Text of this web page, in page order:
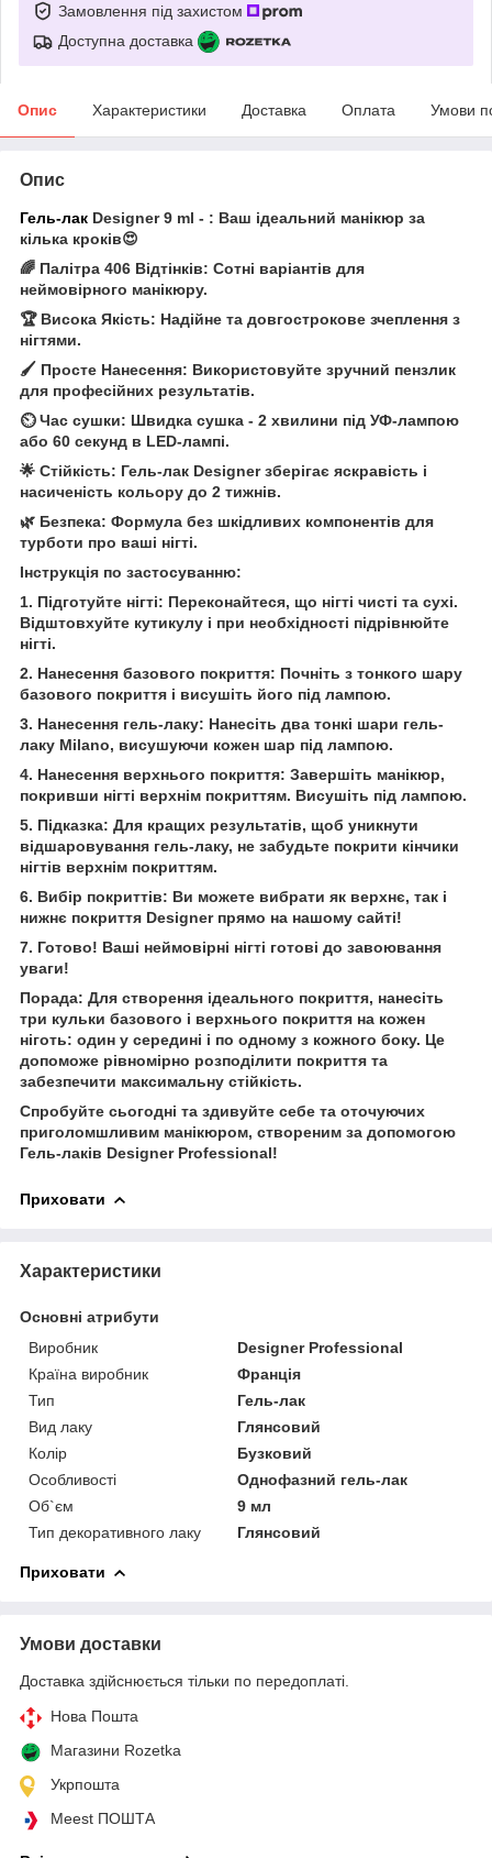
Замовлення під захистом
Доступна доставка
Опис Характеристики Доставка Оплата Умови
Опис
Гель-лак Designer 9 ml - : Ваш ідеальний манікюр за
кілька кроків😍
🌈 Палітра 406 Відтінків: Сотні варіантів для
неймовірного манікюру.
🏆 Висока Якість: Надійне та довгострокове зчеплення з
нігтями.
🖌️ Просте Нанесення: Використовуйте зручний пензлик
для професійних результатів.
⏲️ Час сушки: Швидка сушка - 2 хвилини під УФ-лампою
або 60 секунд в LED-лампі.
🌟 Стійкість: Гель-лак Designer зберігає яскравість і
насиченість кольору до 2 тижнів.
🌿 Безпека: Формула без шкідливих компонентів для
турботи про ваші нігті.
Інструкція по застосуванню:
1. Підготуйте нігті: Переконайтеся, що нігті чисті та сухі.
Відштовхуйте кутикулу і при необхідності підрівнюйте
нігті.
2. Нанесення базового покриття: Почніть з тонкого шару
базового покриття і висушіть його під лампою.
3. Нанесення гель-лаку: Нанесіть два тонкі шари гель-
лаку Milano, висушуючи кожен шар під лампою.
4. Нанесення верхнього покриття: Завершіть манікюр,
покривши нігті верхнім покриттям. Висушіть під лампою.
5. Підказка: Для кращих результатів, щоб уникнути
відшаровування гель-лаку, не забудьте покрити кінчики
нігтів верхнім покриттям.
6. Вибір покриттів: Ви можете вибрати як верхнє, так і
нижнє покриття Designer прямо на нашому сайті!
7. Готово! Ваші неймовірні нігті готові до завоювання
уваги!
Порада: Для створення ідеального покриття, нанесіть
три кульки базового і верхнього покриття на кожен
ніготь: один у середині і по одному з кожного боку. Це
допоможе рівномірно розподілити покриття та
забезпечити максимальну стійкість.
Спробуйте сьогодні та здивуйте себе та оточуючих
приголомшливим манікюром, створеним за допомогою
Гель-лаків Designer Professional!
Приховати
Характеристики
Основні атрибути
Виробник
Designer Professional
Країна виробник
Франція
Тип
Гель-лак
Вид лаку
Глянсовий
Колір
Бузковий
Особливості
Однофазний гель-лак
Об`єм
9 мл
Тип декоративного лаку
Глянсовий
Приховати
Умови доставки
Доставка здійснюється тільки по передоплаті.
Нова Пошта
Магазини Rozetka
Укрпошта
Meest ПОШТА